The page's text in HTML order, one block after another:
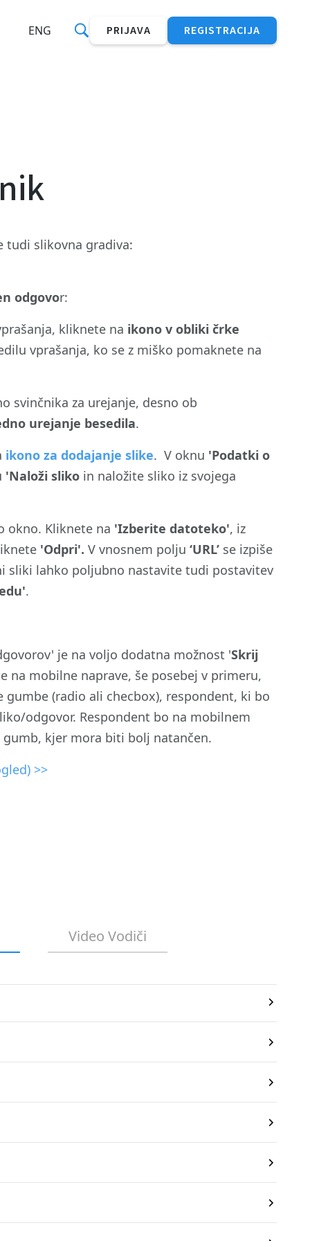
ENG PRIJAVA REGISTRACIJA
tudi slikovna gradiva:
odgovor:
kliknete na ikono v obliki črke
vprašanja, ko se z miško pomaknete na
svinčnika za urejanje, desno ob
urejanje besedila.
ikono za dodajanje slike. V oknu 'Podatki o
'Naloži sliko in naložite sliko iz svojega
okno. Kliknete na 'Izberite datoteko', iz
'Odpri'. V vnosnem polju‘URL’ se izpiše
sliki lahko poljubno nastavite tudi postavitev
'.
je na voljo dodatna možnost 'Skrij
na mobilne naprave, še posebej v primeru,
(radio ali checbox), respondent, ki bo
odgovor. Respondent bo na mobilnem
kjer mora biti bolj natančen.
>>
Video Vodiči